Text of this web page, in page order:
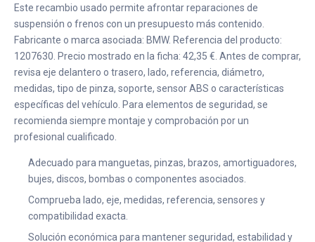
Este recambio usado permite afrontar reparaciones de
suspensión o frenos con un presupuesto más contenido.
Fabricante o marca asociada: BMW. Referencia del producto:
1207630. Precio mostrado en la ficha: 42,35 €. Antes de comprar,
revisa eje delantero o trasero, lado, referencia, diámetro,
medidas, tipo de pinza, soporte, sensor ABS o características
específicas del vehículo. Para elementos de seguridad, se
recomienda siempre montaje y comprobación por un
profesional cualificado.
Adecuado para manguetas, pinzas, brazos, amortiguadores,
bujes, discos, bombas o componentes asociados.
Comprueba lado, eje, medidas, referencia, sensores y
compatibilidad exacta.
Solución económica para mantener seguridad, estabilidad y